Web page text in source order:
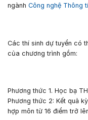
ngành Công nghệ Thông
Các thí sinh dự tuyển có
của chương trình gồm:
Phương thức 1. Học bạ
Phương thức 2: Kết quả
hợp môn từ 16 điểm trở